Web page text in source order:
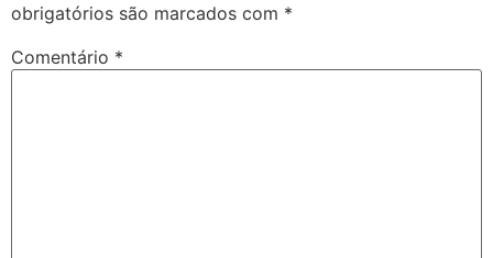
obrigatórios são marcados com *
Comentário *